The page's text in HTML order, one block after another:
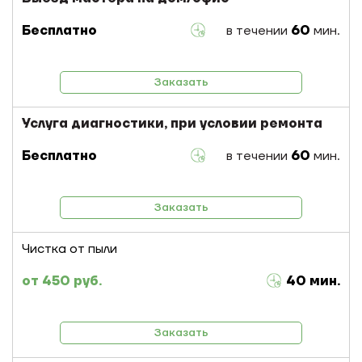
Бесплатно
в течении 60 мин.
Заказать
Услуга диагностики, при условии ремонта
Бесплатно
в течении 60 мин.
Заказать
Чистка от пыли
450 руб.
40 мин.
Заказать